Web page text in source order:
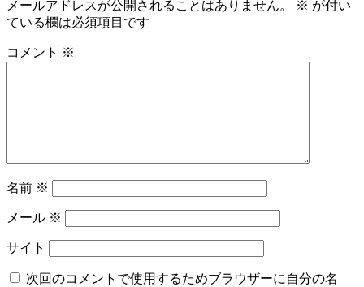
メールアドレスが公開されることはありません。 ※ が付い
ている欄は必須項目です
コメント ※
名前 ※
メール ※
サイト
次回のコメントで使用するためブラウザーに自分の名